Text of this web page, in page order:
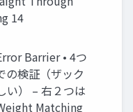
14
Barrier • 4つ
の検証（ザック
い） – 右２つは
Matching